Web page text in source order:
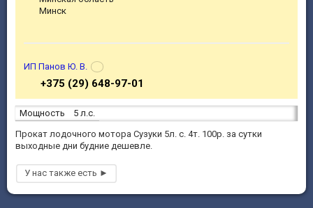
Мощность
5 л.с.
Прокат лодочного мотора Сузуки 5л. с. 4т. 100р. за сутки
выходные дни будние дешевле.
Минск
ИП Панов Ю. В.
+375 (29) 648-97-01